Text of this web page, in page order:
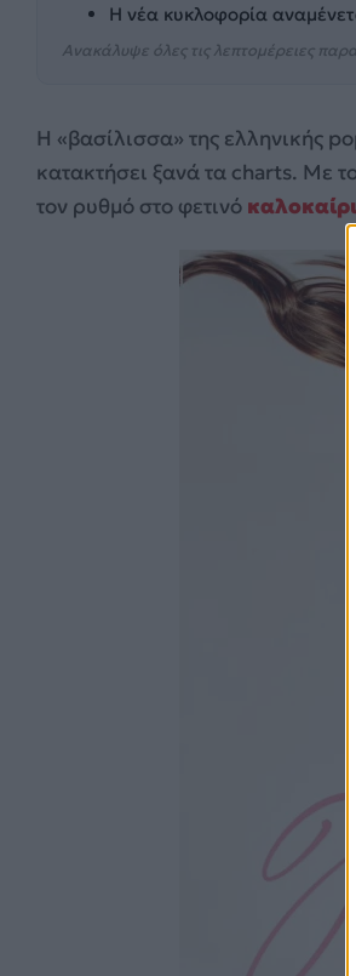
Η νέα κυκλοφορία
Ανακάλυψε όλες τις λεπτομέρειες
Η «βασίλισσα» της ελληνικής
κατακτήσει ξανά τα charts. Με
τον ρυθμό στο φετινό καλοκαίρι